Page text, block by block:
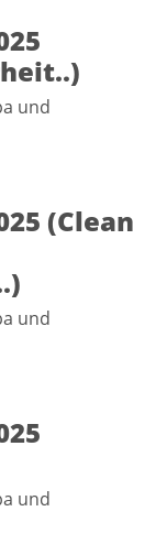
und
(Clean
und
und